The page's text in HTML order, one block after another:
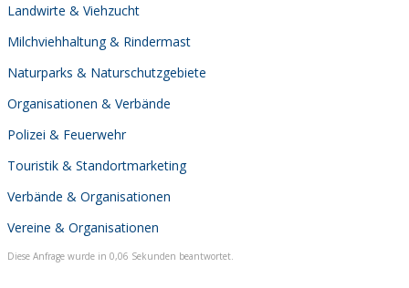
Landwirte & Viehzucht
Milchviehhaltung & Rindermast
Naturparks & Naturschutzgebiete
Organisationen & Verbände
Polizei & Feuerwehr
Touristik & Standortmarketing
Verbände & Organisationen
Vereine & Organisationen
Diese Anfrage wurde in 0,06 Sekunden beantwortet.